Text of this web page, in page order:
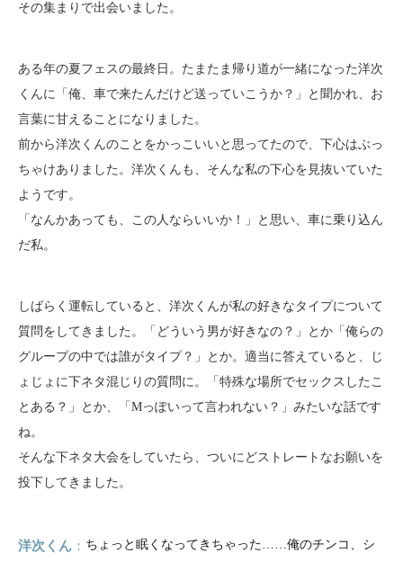
その集まりで出会いました。
ある年の夏フェスの最終日。たまたま帰り道が一緒になった洋次
くんに「俺、車で来たんだけど送っていこうか？」と聞かれ、お
言葉に甘えることになりました。
前から洋次くんのことをかっこいいと思ってたので、下心はぶっ
ちゃけありました。洋次くんも、そんな私の下心を見抜いていた
ようです。
「なんかあっても、この人ならいいか！」と思い、車に乗り込ん
だ私。
しばらく運転していると、洋次くんが私の好きなタイプについて
質問をしてきました。「どういう男が好きなの？」とか「俺らの
グループの中では誰がタイプ？」とか。適当に答えていると、じ
ょじょに下ネタ混じりの質問に。「特殊な場所でセックスしたこ
とある？」とか、「Mっぽいって言われない？」みたいな話です
ね。
そんな下ネタ大会をしていたら、ついにどストレートなお願いを
投下してきました。
洋次くん
ちょっと眠くなってきちゃった……俺のチンコ、シ